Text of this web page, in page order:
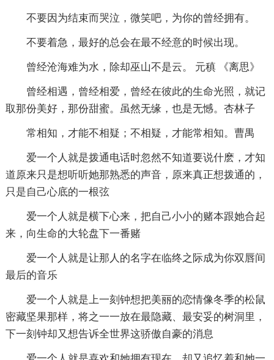
不要因为结束而哭泣，微笑吧，为你的曾经拥有。
不要着急，最好的总会在最不经意的时候出现。
曾经沧海难为水，除却巫山不是云。 元稹 《离思》
曾经相遇，曾经相爱，曾经在彼此的生命光照，就记
取那份美好，那份甜蜜。虽然无缘，也是无憾。杏林子
常相知，才能不相疑；不相疑，才能常相知。曹禺
爱一个人就是拨通电话时忽然不知道要说什麽，才知
道原来只是想听听她那熟悉的声音，原来真正想拨通的，
只是自己心底的一根弦
爱一个人就是横下心来，把自己小小的赌本跟她合起
来，向生命的大轮盘下一番赌
爱一个人就是让那人的名字在临终之际成为你双唇间
最后的音乐
爱一个人就是上一刻钟想把美丽的恋情像冬季的松鼠
密藏坚果那样，将之一一放在最隐藏、最安妥的树洞里，
下一刻钟却又想告诉全世界这骄傲自豪的消息